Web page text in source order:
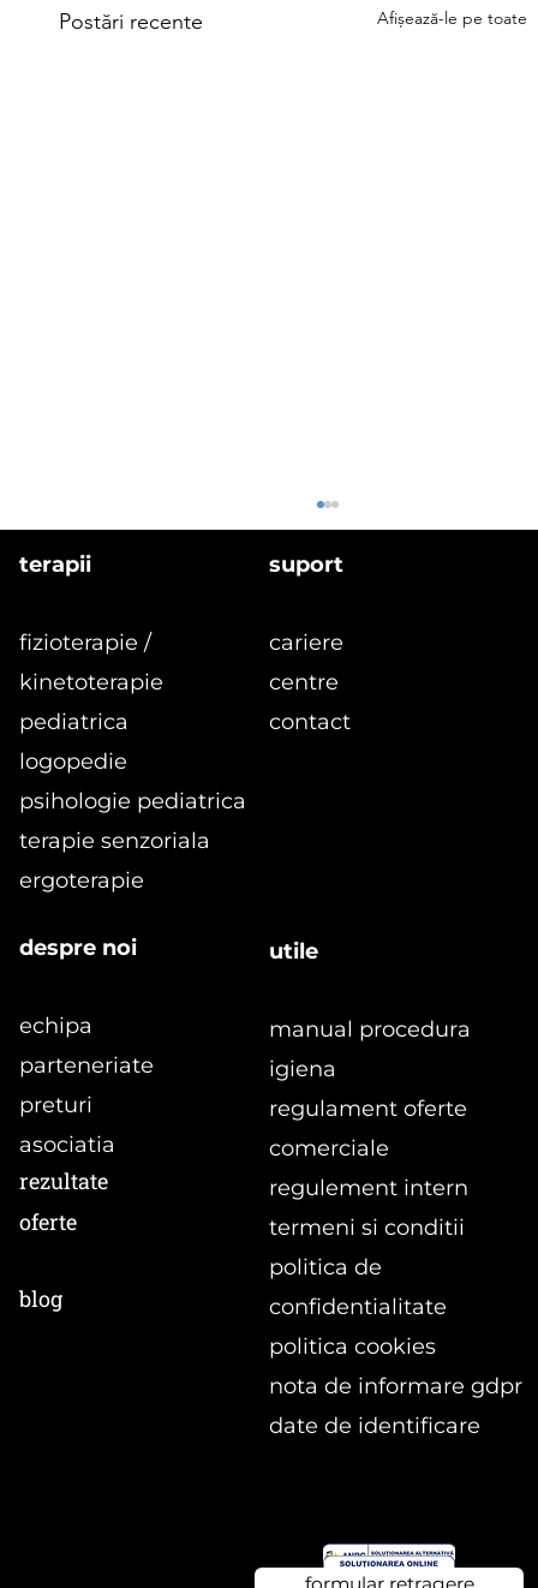
Postări recente Afișează-le pe toate
Programe de kinetoterapie pentru
copii 3-7 ani: dezvoltare, preventie
si recuperare
terapii
fizioterapie /
kinetoterapie
pediatrica
logopedie
psihologie pediatrica
terapie senzoriala
ergoterapie
despre noi
echipa
parteneriate
preturi
asociatia
suport
cariere
centre
contact
rezultate
oferte
blog
utile
manual procedura
igiena
regulament oferte
comerciale
regulement intern
termeni si conditii
politica de
confidentialitate
politica cookies
nota de informare gdpr
date de identificare